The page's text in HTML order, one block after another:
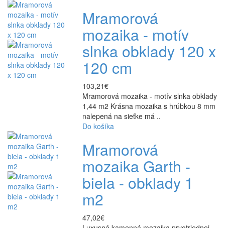
Mramorová
mozaika - motív
slnka obklady 120 x
120 cm
103,21€
Mramorová mozaika - motív slnka obklady
1,44 m2 Krásna mozaika s hrúbkou 8 mm
nalepená na sieťke má ..
Do košíka
Mramorová
mozaika Garth -
biela - obklady 1
m2
47,02€